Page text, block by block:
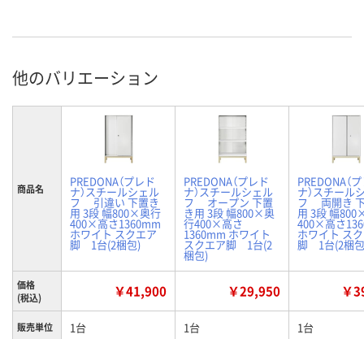
他のバリエーション
商品名 PREDONA（プレド
ナ）スチールシェル
フ 引違い 下置き
用 3段 幅800×奥行
400×高さ1360mm
ホワイト スクエア
脚 1台(2梱包)
PREDONA（プレド
ナ）スチールシェル
フ オープン 下置
き用 3段 幅800×奥
行400×高さ
1360mm ホワイト
スクエア脚 1台(2
梱包)
PREDONA（
ナ）スチール
フ 両開き
用 3段 幅
400×高さ
ホワイト ス
脚 1台(2梱
価格
(税込)
￥41,900 ￥29,950 ￥
販売単位 1台 1台 1台